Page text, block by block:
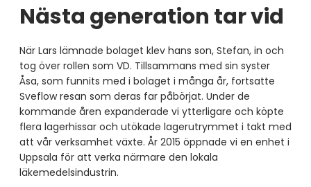
Nästa generation tar vid
När Lars lämnade bolaget klev hans son, Stefan, in och
tog över rollen som VD. Tillsammans med sin syster
Åsa, som funnits med i bolaget i många år, fortsatte
Sveflow resan som deras far påbörjat. Under de
kommande åren expanderade vi ytterligare och köpte
flera lagerhissar och utökade lagerutrymmet i takt med
att vår verksamhet växte. År 2015 öppnade vi en enhet i
Uppsala för att verka närmare den lokala
läkemedelsindustrin.